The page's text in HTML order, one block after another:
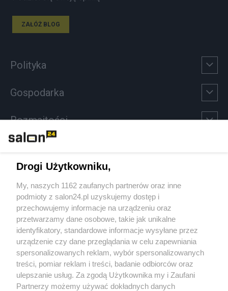
ZAŁÓŻ BLOG
Polityka
Gospodarka
Rozmaitości
Sport
Społeczeństwo
Kultura
X Facebook Instagram Youtube
Drogi Użytkowniku,
My, naszych 1162 zaufanych partnerów oraz inne
podmioty z salon24.pl uzyskujemy dostęp i
przechowujemy informacje na urządzeniu oraz
przetwarzamy dane osobowe, takie jak unikalne
identyfikatory, standardowe informacje wysyłane przez
urządzenie czy dane przeglądania w celu zapewniania
spersonalizowanych reklam, wybór spersonalizowanych
treści, pomiar reklam i treści, badanie odbiorców oraz
ulepszanie usług. Za zgodą Użytkownika my i Zaufani
Partnerzy możemy używać dokładnych danych